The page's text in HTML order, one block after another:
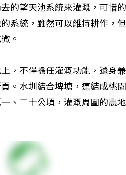
的望天池系統來灌溉，可惜
系統，雖然可以維持耕作，
。
，不僅擔任灌溉功能，還身
。水圳結合埤塘，連結成桃
、二十公頃，灌溉周圍的農